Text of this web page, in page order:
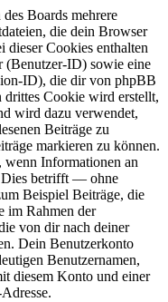
Boards mehrere
die dein Browser
dieser Cookies enthalten
(Benutzer-ID) sowie eine
ID), die dir von phpBB
Cookie wird erstellt,
wird dazu verwendet,
Beiträge zu
markieren zu können.
wenn Informationen an
Dies betrifft — ohne
Beispiel Beiträge, die
im Rahmen der
von dir nach deiner
Dein Benutzerkonto
Benutzernamen,
diesem Konto und einer